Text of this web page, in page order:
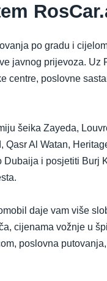
po gradu i
javnog prijevoza. Uz
centre, poslovne
šeika Zayeda,
Qasr Al Watan,
Dubaija i posjetiti Burj
daje vam više
cijenama vožnje u
poslovna